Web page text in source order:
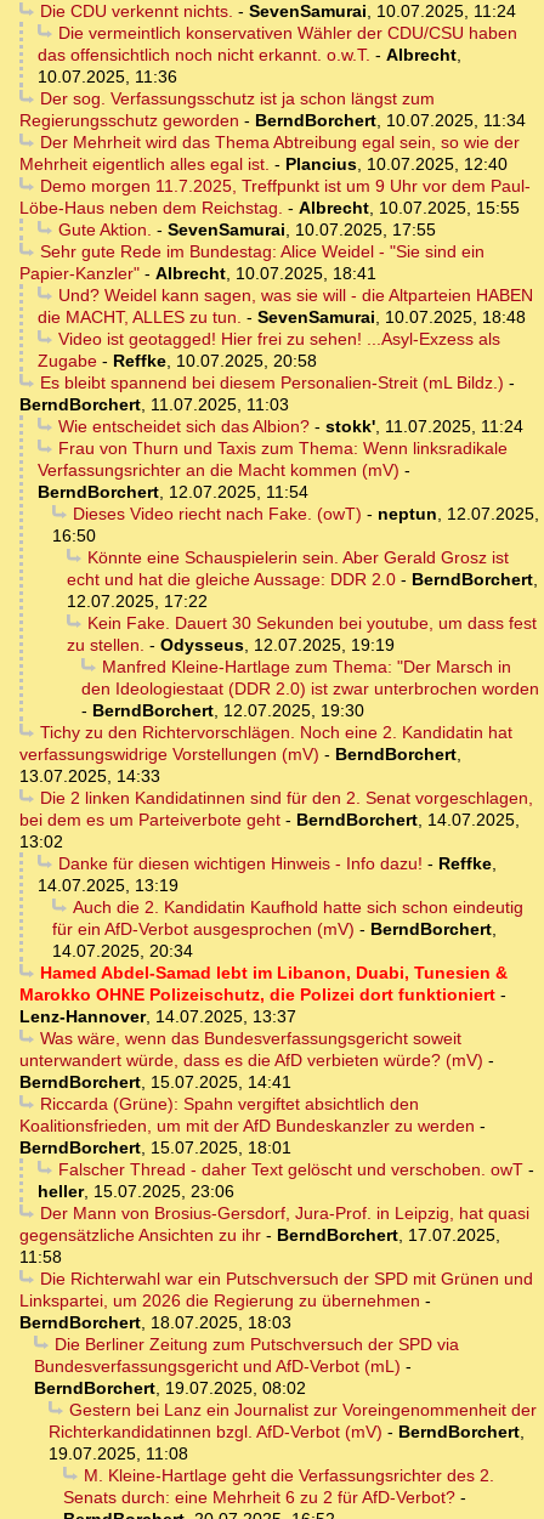
Die CDU verkennt nichts. - SevenSamurai, 10.07.2025, 11:24
Die vermeintlich konservativen Wähler der CDU/CSU haben
das offensichtlich noch nicht erkannt. o.w.T. - Albrecht,
10.07.2025, 11:36
Der sog. Verfassungsschutz ist ja schon längst zum
Regierungsschutz geworden - BerndBorchert, 10.07.2025, 11:34
Der Mehrheit wird das Thema Abtreibung egal sein, so wie der
Mehrheit eigentlich alles egal ist. - Plancius, 10.07.2025, 12:40
Demo morgen 11.7.2025, Treffpunkt ist um 9 Uhr vor dem Paul-
Löbe-Haus neben dem Reichstag. - Albrecht, 10.07.2025, 15:55
Gute Aktion. - SevenSamurai, 10.07.2025, 17:55
Sehr gute Rede im Bundestag: Alice Weidel - "Sie sind ein
Papier-Kanzler" - Albrecht, 10.07.2025, 18:41
Und? Weidel kann sagen, was sie will - die Altparteien HABEN
die MACHT, ALLES zu tun. - SevenSamurai, 10.07.2025, 18:48
Video ist geotagged! Hier frei zu sehen! ...Asyl-Exzess als
Zugabe - Reffke, 10.07.2025, 20:58
Es bleibt spannend bei diesem Personalien-Streit (mL Bildz.) -
BerndBorchert, 11.07.2025, 11:03
Wie entscheidet sich das Albion?- stokk', 11.07.2025, 11:24
Frau von Thurn und Taxis zum Thema: Wenn linksradikale
Verfassungsrichter an die Macht kommen (mV) -
BerndBorchert, 12.07.2025, 11:54
Dieses Video riecht nach Fake. (owT) - neptun, 12.07.2025,
16:50
Könnte eine Schauspielerin sein. Aber Gerald Grosz ist
echt und hat die gleiche Aussage: DDR 2.0 - BerndBorchert,
12.07.2025, 17:22
Kein Fake. Dauert 30 Sekunden bei youtube, um dass fest
zu stellen. - Odysseus, 12.07.2025, 19:19
Manfred Kleine-Hartlage zum Thema: "Der Marsch in
den Ideologiestaat (DDR 2.0) ist zwar unterbrochen worden
- BerndBorchert, 12.07.2025, 19:30
Tichy zu den Richtervorschlägen. Noch eine 2. Kandidatin hat
verfassungswidrige Vorstellungen (mV) - BerndBorchert,
13.07.2025, 14:33
Die 2 linken Kandidatinnen sind für den 2. Senat vorgeschlagen,
bei dem es um Parteiverbote geht - BerndBorchert, 14.07.2025,
13:02
Danke für diesen wichtigen Hinweis - Info dazu! - Reffke,
14.07.2025, 13:19
Auch die 2. Kandidatin Kaufhold hatte sich schon eindeutig
für ein AfD-Verbot ausgesprochen (mV) - BerndBorchert,
14.07.2025, 20:34
Hamed Abdel-Samad lebt im Libanon, Duabi, Tunesien &
Marokko OHNE Polizeischutz, die Polizei dort funktioniert -
Lenz-Hannover, 14.07.2025, 13:37
Was wäre, wenn das Bundesverfassungsgericht soweit
unterwandert würde, dass es die AfD verbieten würde? (mV) -
BerndBorchert, 15.07.2025, 14:41
Riccarda (Grüne): Spahn vergiftet absichtlich den
Koalitionsfrieden, um mit der AfD Bundeskanzler zu werden -
BerndBorchert, 15.07.2025, 18:01
Falscher Thread - daher Text gelöscht und verschoben. owT-
heller, 15.07.2025, 23:06
Der Mann von Brosius-Gersdorf, Jura-Prof. in Leipzig, hat quasi
gegensätzliche Ansichten zu ihr - BerndBorchert, 17.07.2025,
11:58
Die Richterwahl war ein Putschversuch der SPD mit Grünen und
Linkspartei, um 2026 die Regierung zu übernehmen -
BerndBorchert, 18.07.2025, 18:03
Die Berliner Zeitung zum Putschversuch der SPD via
Bundesverfassungsgericht und AfD-Verbot (mL) -
BerndBorchert, 19.07.2025, 08:02
Gestern bei Lanz ein Journalist zur Voreingenommenheit der
Richterkandidatinnen bzgl. AfD-Verbot (mV) - BerndBorchert,
19.07.2025, 11:08
M. Kleine-Hartlage geht die Verfassungsrichter des 2.
Senats durch: eine Mehrheit 6 zu 2 für AfD-Verbot? -